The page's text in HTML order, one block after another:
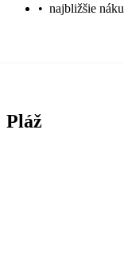
• najbližšie
Pláž